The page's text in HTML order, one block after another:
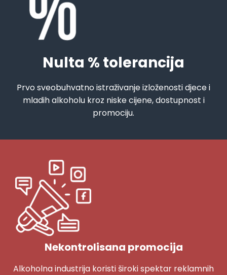
Nulta % tolerancija
Prvo sveobuhvatno istraživanje izloženosti djece i
mladih alkoholu kroz niske cijene, dostupnost i
promociju.
Nekontrolisana promocija
Alkoholna industrija koristi široki spektar reklamnih